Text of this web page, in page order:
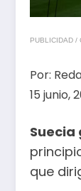
PUBLICIDAD /
Por:
15 junio,
Suecia
que